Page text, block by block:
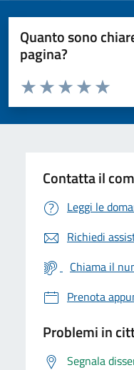
Quanto sono
pagina?
Valuta da 1 a 5 stelle la
Valuta
Valuta 4
Valuta 3 stelle
Valuta 2 stelle su 5
Valuta 1 stelle su 5
Contatta il
Leggi le
Richiedi
Chiama il
Prenota
Problemi in
Segnala